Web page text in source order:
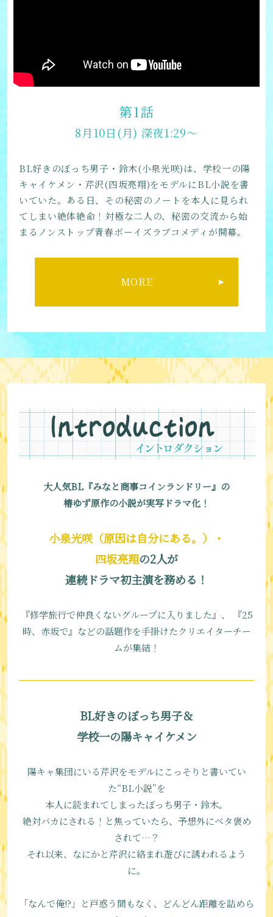
第1話
8月10日(月) 深夜1:29～
BL好きのぼっち男子・鈴木(小泉光咲)は、学校一の陽
キャイケメン・芹沢(四坂亮翔)をモデルにBL小説を書
いていた。ある日、その秘密のノートを本人に見られ
てしまい絶体絶命！対極な二人の、秘密の交流から始
まるノンストップ青春ボーイズラブコメディが開幕。
MORE
大人気BL『みなと商事コインランドリー』の
椿ゆず原作の小説が実写ドラマ化！
小泉光咲（原因は自分にある。）・
四坂亮翔の2人が
連続ドラマ初主演を務める！
『修学旅行で仲良くないグループに入りました』、
『25
時、赤坂で』などの話題作を手掛けたクリエイターチー
ムが集結！
BL好きのぼっち男子＆
学校一の陽キャイケメン
陽キャ集団にいる芹沢をモデルにこっそりと書いてい
た“BL小説”を
本人に読まれてしまったぼっち男子・鈴木。
絶対バカにされる！と焦っていたら、予想外にベタ褒め
されて…？
それ以来、なにかと芹沢に絡まれ遊びに誘われるよう
に。
「なんで俺!?」と戸惑う間もなく、どんどん距離を詰めら